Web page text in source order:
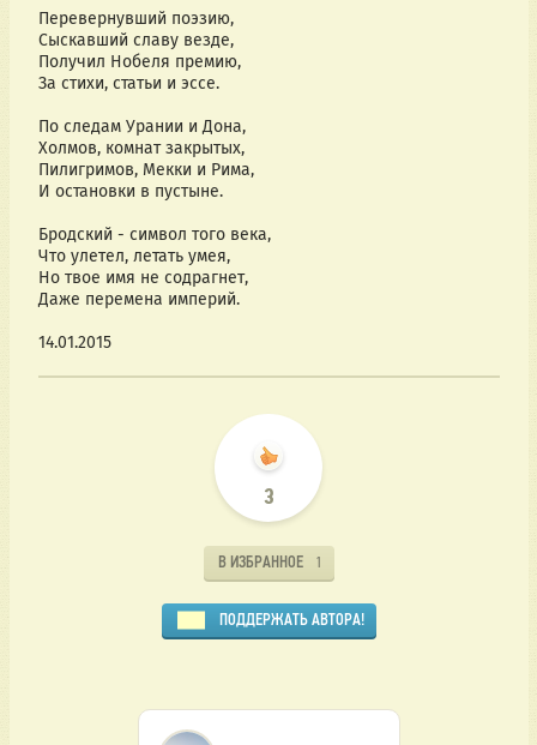
Перевернувший поэзию,
Сыскавший славу везде,
Получил Нобеля премию,
За стихи, статьи и эссе.
По следам Урании и Дона,
Холмов, комнат закрытых,
Пилигримов, Мекки и Рима,
И остановки в пустыне.
Бродский - символ того века,
Что улетел, летать умея,
Но твое имя не содрагнет,
Даже перемена империй.
14.01.2015
3
В ИЗБРАННОЕ 1
ПОДДЕРЖАТЬ АВТОРА!